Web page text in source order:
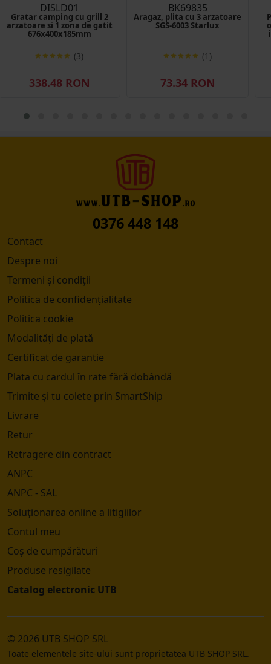
DISLD01
Gratar camping cu grill 2
arzatoare si 1 zona de gatit
676x400x185mm
(3)
338.48 RON
BK69835
Aragaz, plita cu 3 arzatoare
SGS-6003 Starlux
(1)
73.34 RON
0376 448 148
Contact
Despre noi
Termeni și condiții
Politica de confidențialitate
Politica cookie
Modalități de plată
Certificat de garantie
Plata cu cardul în rate fără dobândă
Trimite și tu colete prin SmartShip
Livrare
Retur
Retragere din contract
ANPC
ANPC - SAL
Soluționarea online a litigiilor
Contul meu
Coș de cumpărături
Produse resigilate
Catalog electronic UTB
© 2026 UTB SHOP SRL
Toate elementele site-ului sunt proprietatea UTB SHOP SRL.